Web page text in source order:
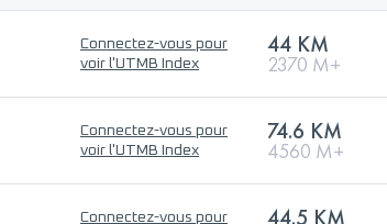
Connectez-vous pour
voir l'UTMB Index
44 KM
2370 M+
Connectez-vous pour
voir l'UTMB Index
74.6 KM
4560 M+
Connectez-vous pour
44.5 KM